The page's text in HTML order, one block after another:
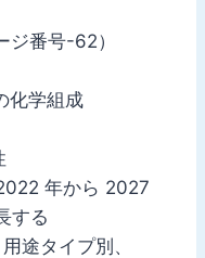
ジ番号-62）
化学組成
年から 2027
する
途タイプ別、